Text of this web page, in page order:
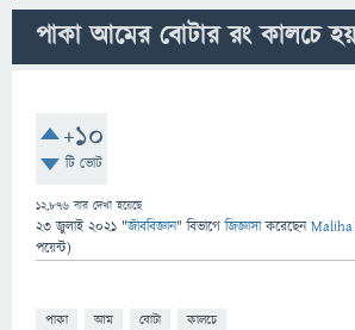
পাকা আমের বোটার রং কালচে
+10
টি ভোট
12,876 বার দেখা হয়েছে
23 জুলাই 2021 "জীববিজ্ঞান" বিভাগে জিজ্ঞাসাকরেছেন
পয়েন্ট)
পাকা আম বোটা কালচে